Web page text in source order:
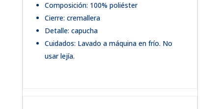
Composición: 100% poliéster
Cierre: cremallera
Detalle: capucha
Cuidados: Lavado a máquina en frío. No
usar lejía.